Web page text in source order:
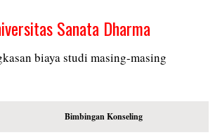
Sanata Dharma
biaya studi masing-masing
Bimbingan Konseling